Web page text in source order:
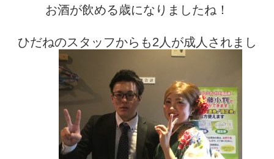
お酒が飲める歳になりましたね！
ひだねのスタッフからも2人が成人されまし